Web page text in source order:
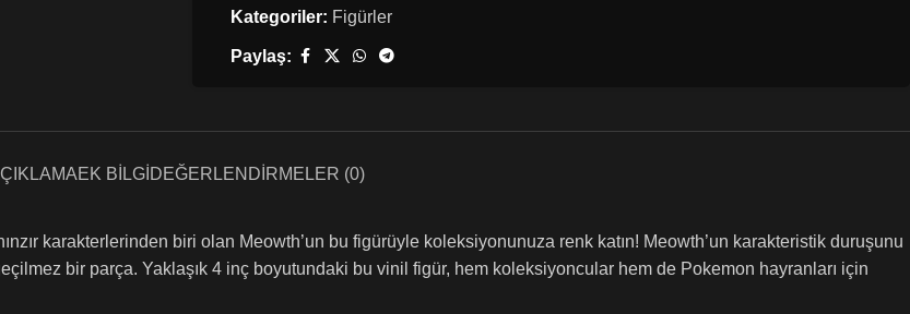
Kategoriler: Figürler
Paylaş:
EK BILGI DEĞERLENDIRMELER (0)
karakterlerinden biri olan Meowth’un bu figürüyle koleksiyonunuza renk katın! Meowth’un karakteristik duruşunu
bir parça. Yaklaşık 4 inç boyutundaki bu vinil figür, hem koleksiyoncular hem de Pokemon hayranları için